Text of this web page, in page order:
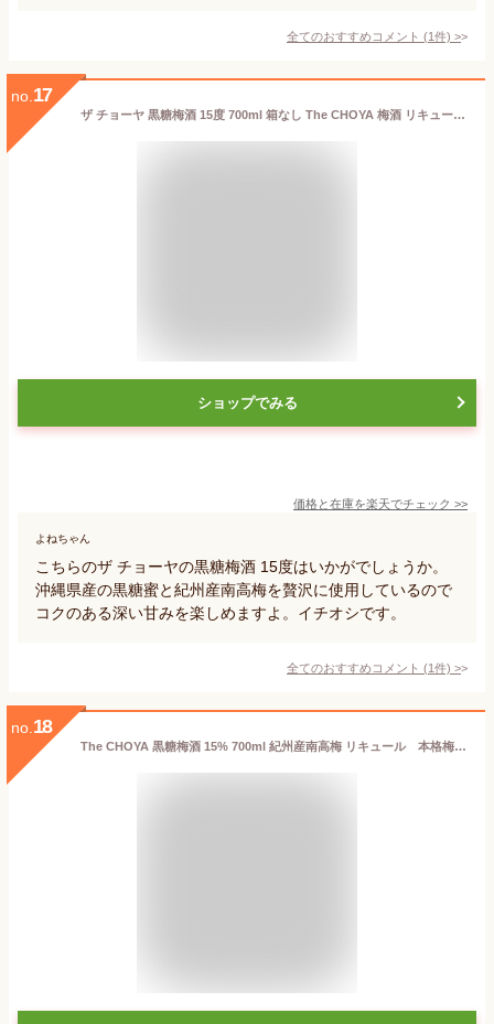
全てのおすすめコメント (1件) >
no. 17
ザ チョーヤ 黒糖梅酒 15度 700ml 箱なし The CHOYA 梅酒 リキュール 【 酒 お酒 アルコール飲料 退職祝い うめしゅ 梅 ギフト プレゼント 果実酒 カクテル 洋酒 手土産 チョーヤ梅酒 宅呑み 宅飲み 家呑み 飲み会 美味しいお酒 居酒屋 】【ワインならリカオー】
ショップでみる
価格と在庫を楽天でチェック >>
よねちゃん
こちらのザ チョーヤの黒糖梅酒 15度はいかがでしょうか。
沖縄県産の黒糖蜜と紀州産南高梅を贅沢に使用しているので
コクのある深い甘みを楽しめますよ。イチオシです。
全てのおすすめコメント (1件) >
no. 18
The CHOYA 黒糖梅酒 15% 700ml 紀州産南高梅 リキュール 本格梅酒 黒糖蜜 沖縄県産 酒精 黒ラム酒